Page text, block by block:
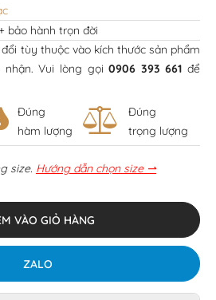
bảo hành trọn đời
tùy thuộc vào kích thước sản phẩm
nhận. Vui lòng gọi0906 393 661 để
Đúng
hàm lượng
Đúng
trọng lượng
size. Hướng dẫn chọn size ⇀
VÀO GIỎ HÀNG
ZALO